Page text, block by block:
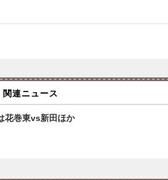
関連ニュース
花巻東vs新田ほか